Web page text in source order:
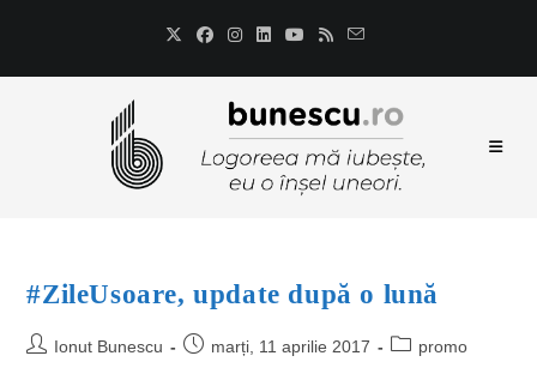
#ZileUsoare, update după o lună
Ionut Bunescu marți, 11 aprilie 2017 promo